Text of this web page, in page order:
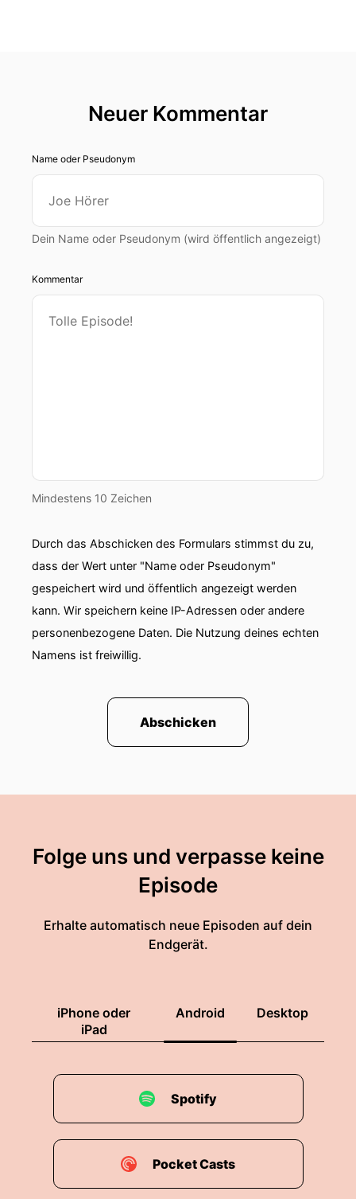
Neuer Kommentar
Name oder Pseudonym
Dein Name oder Pseudonym (wird öffentlich angezeigt)
Kommentar
Mindestens 10 Zeichen
Durch das Abschicken des Formulars stimmst du zu,
dass der Wert unter "Name oder Pseudonym"
gespeichert wird und öffentlich angezeigt werden
kann. Wir speichern keine IP-Adressen oder andere
personenbezogene Daten. Die Nutzung deines echten
Namens ist freiwillig.
Abschicken
Folge uns und verpasse keine
Episode
Erhalte automatisch neue Episoden auf dein
Endgerät.
iPhone oder
iPad
Android Desktop
Spotify
Pocket Casts